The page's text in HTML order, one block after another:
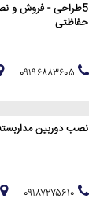
5طراحی - فروش و
حفاظتی
نصب دوربین